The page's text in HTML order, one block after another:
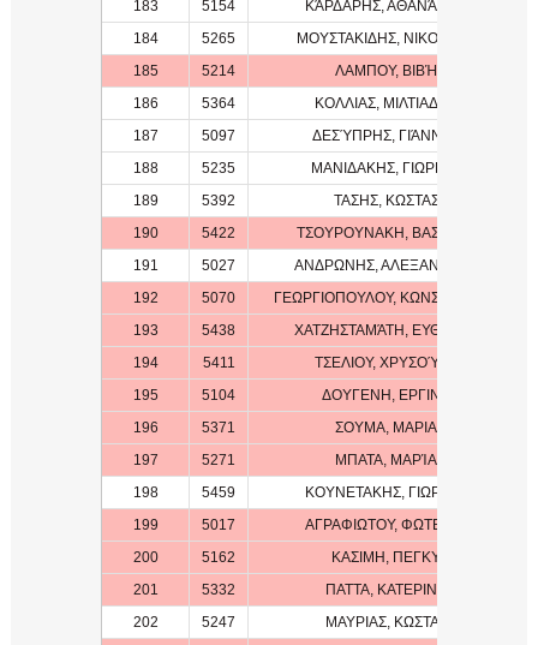
183
5154
ΚΆΡΔΑΡΗΣ, ΑΘΑΝΆΣΙΟΣ
184
5265
ΜΟΥΣΤΑΚΙΔΗΣ, ΝΙΚΟΛΑΟΣ
185
5214
ΛΑΜΠΟΥ, ΒΙΒΉ
186
5364
ΚΟΛΛΙΑΣ, ΜΙΛΤΙΑΔΗΣ
187
5097
ΔΕΣΎΠΡΗΣ, ΓΙΆΝΝΗΣ
188
5235
ΜΑΝΙΔΑΚΗΣ, ΓΙΩΡΓΟΣ
189
5392
ΤΑΣΗΣ, ΚΩΣΤΑΣ
190
5422
ΤΣΟΥΡΟΥΝΑΚΗ, ΒΑΣΙΛΙΚΗ
191
5027
ΑΝΔΡΩΝΗΣ, ΑΛΕΞΑΝΔΡΟΣ
192
5070
ΓΕΩΡΓΙΟΠΟΥΛΟΥ, ΚΩΝΣΤΑΝΤΙΝΑ
193
5438
ΧΑΤΖΗΣΤΑΜΆΤΗ, ΕΥΘΥΜΊΑ
194
5411
ΤΣΕΛΙΟΥ, ΧΡΥΣΟΎΛΑ
195
5104
ΔΟΥΓΕΝΗ, ΕΡΓΙΝΑ
196
5371
ΣΟΥΜΑ, ΜΑΡΙΑ
197
5271
ΜΠΑΤΑ, ΜΑΡΊΑ
198
5459
ΚΟΥΝΕΤΑΚΗΣ, ΓΙΩΡΓΟΣ
199
5017
ΑΓΡΑΦΙΩΤΟΥ, ΦΩΤΕΙΝΗ
200
5162
ΚΑΣΙΜΗ, ΠΕΓΚΥ
201
5332
ΠΑΤΤΑ, ΚΑΤΕΡΙΝΑ
202
5247
ΜΑΥΡΙΑΣ, ΚΩΣΤΑΣ